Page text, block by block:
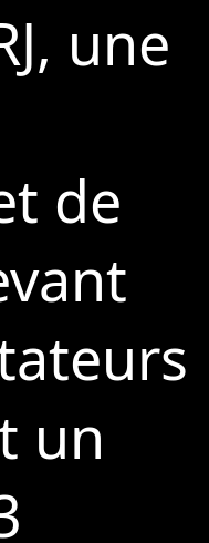
une
de
un